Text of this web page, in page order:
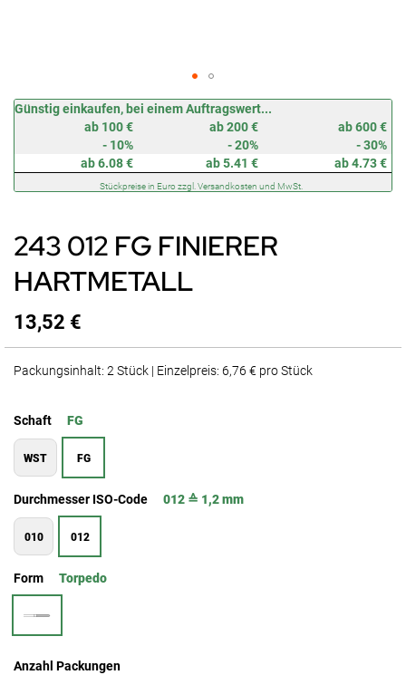
Günstig einkaufen, bei einem Auftragswert...
ab 100 €
ab 200 €
ab 600 €
- 10%
- 20%
- 30%
ab 6.08 €
ab 5.41 € ab 4.73 €
Stückpreise in Euro zzgl. Versandkosten und MwSt.
243 012 FG FINIERER
HARTMETALL
13,52 €
Packungsinhalt: 2 Stück | Einzelpreis: 6,76 € pro Stück
Schaft FG
WST FG
Durchmesser ISO-Code 012 ≙ 1,2 mm
010 012
Form Torpedo
Anzahl Packungen
Zum
Anfang
springen